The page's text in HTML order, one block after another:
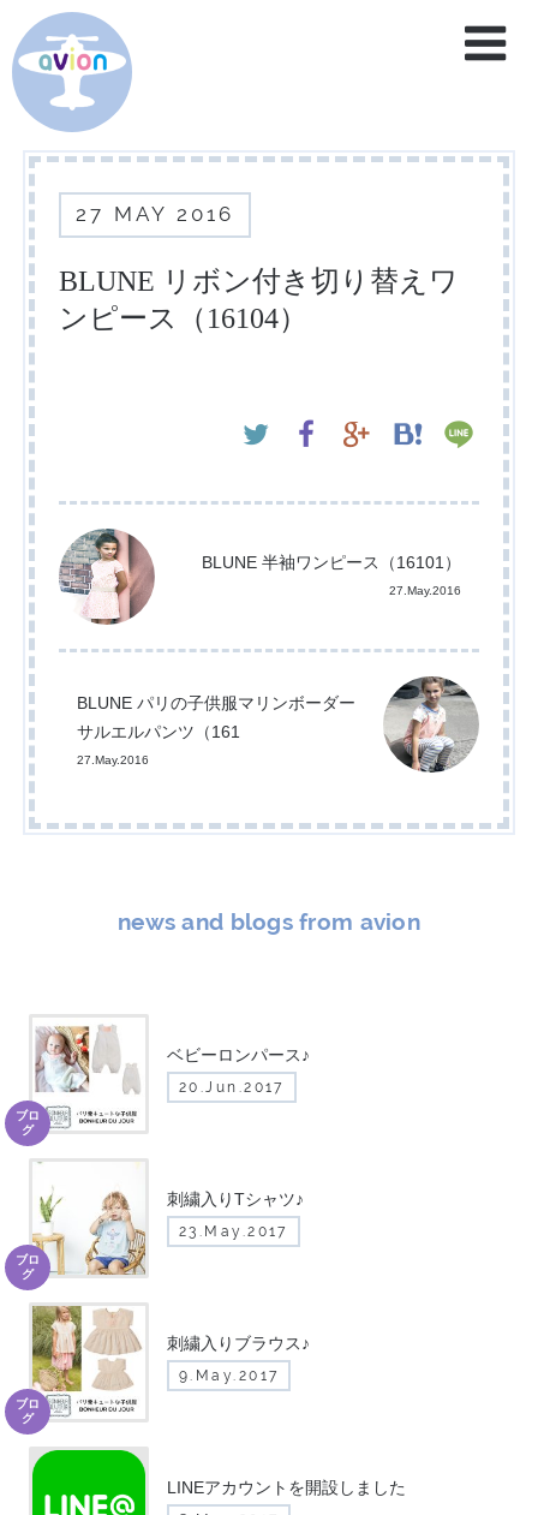
service
blog
contact
27 MAY 2016
BLUNE リボン付き切り替えワ
ンピース（16104）
BLUNE 半袖ワンピース（16101）
27.May.2016
BLUNE パリの子供服マリンボーダー
サルエルパンツ（161
27.May.2016
news and blogs from avion
ベビーロンパース♪
20.Jun.2017
ブロ
グ
刺繍入りTシャツ♪
23.May.2017
ブロ
グ
刺繍入りブラウス♪
9.May.2017
ブロ
グ
LINEアカウントを開設しました